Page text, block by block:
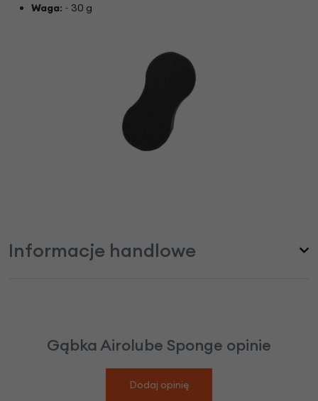
Waga: ~ 30 g
Informacje handlowe
Gąbka Airolube Sponge opinie
Dodaj opinię